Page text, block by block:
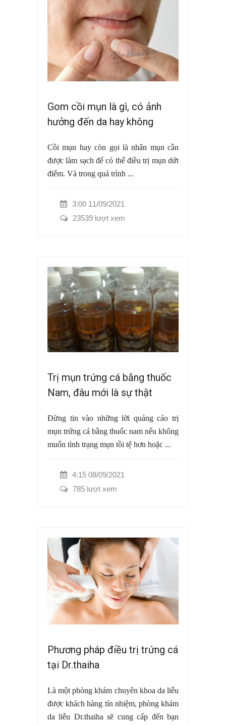
Gom cồi mụn là gì, có ảnh
hưởng đến da hay không
Cồi mụn hay còn gọi là nhân mụn cần
được làm sạch để có thể điều trị mụn dứt
điểm. Và trong quá trình ...
3:00 11/09/2021
23539 lượt xem
Trị mụn trứng cá bằng thuốc
Nam, đâu mới là sự thật
Đừng tin vào những lời quảng cáo trị
mụn trứng cá bằng thuốc nam nếu không
muốn tình trạng mụn tồi tệ hơn hoặc ...
4:15 08/09/2021
785 lượt xem
Phương pháp điều trị trứng cá
tại Dr.thaiha
Là một phòng khám chuyên khoa da liễu
được khách hàng tín nhiệm, phòng khám
da liễu Dr.thaiha sẽ cung cấp đến bạn